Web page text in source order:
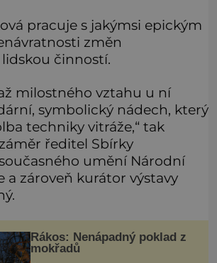
pracuje s jakýmsi epickým
změn
činností.
milostného vztahu u ní
symbolický nádech, který
techniky vitráže,“ tak
ředitel Sbírky
umění Národní
a zároveň kurátor výstavy
Rákos: Nenápadný poklad z
mokřadů